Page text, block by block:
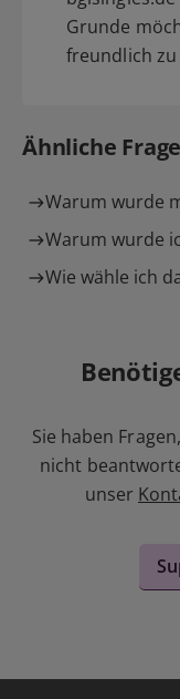
Grunde
freundlich
Ähnliche
Warum wurde
Warum wurde
Wie wähle ich
Sie haben
nicht
unser